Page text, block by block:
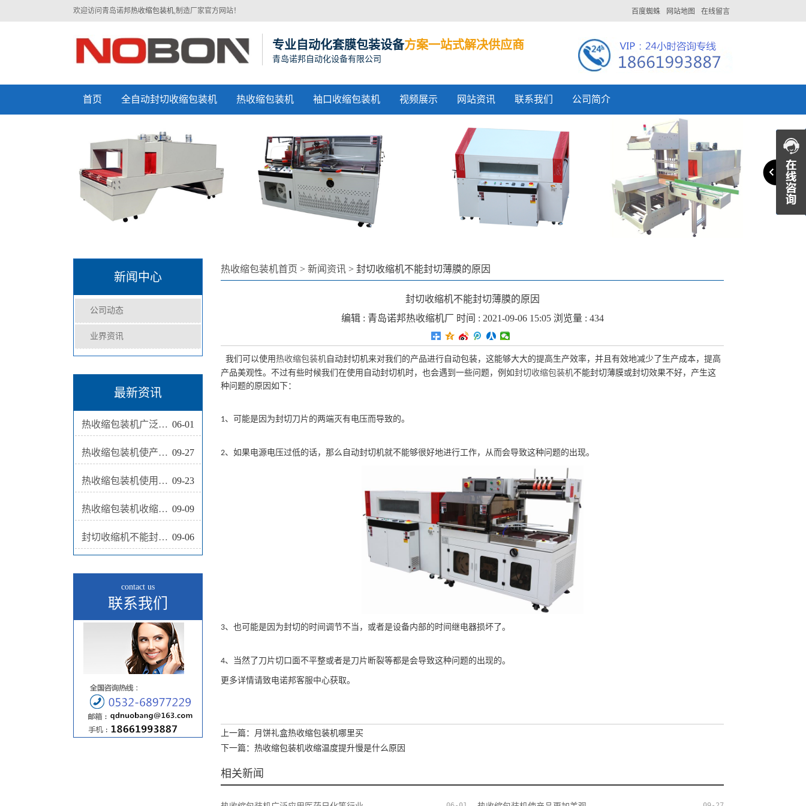
欢迎访问青岛诺邦热收缩包装机,制造厂家官方网站！ 在线留言
网站地图
百度蜘蛛
专业自动化套膜包装设备方案一站式解决供应商
青岛诺邦自动化设备有限公司
首页 全自动封切收缩包装机 热收缩包装机 袖口收缩包装机 视频展示 网站资讯 联系我们 公司简介
二合一封切收缩包装机
新闻中心
公司动态
业界资讯
最新资讯
热收缩包装机广泛应用医药日化等行业 06-01
热收缩包装机使产品更加美观 09-27
热收缩包装机使用前要做哪些调整 09-23
热收缩包装机收缩温度提升慢是什么原因 09-09
封切收缩机不能封切薄膜的原因 09-06
contact us
联系我们
热收缩包装机首页 > 新闻资讯 > 封切收缩机不能封切薄膜的原因
封切收缩机不能封切薄膜的原因
编辑 : 青岛诺邦热收缩机厂 时间 : 2021-09-06 15:05 浏览量 : 434
我们可以使用热收缩包装机 自动封切机来对我们的产品进行自动包装，这能够大大的提高生产效率，并且有效地减少了生产成本， 提高
产品美观性。 不过有些时候我们在使用自动封切机时，也会遇到一些问题，例如封切收缩包装机不能封切薄膜或封切效果不好，产生这
种问题的原因如下：
1、可能是因为封切刀片的两端灭有电压而导致的。
2、如果电源电压过低的话，那么自动封切机就不能够很好地进行工作，从而会导致这种问题的出现。
3、也可能是因为封切的时间调节不当，或者是设备内部的时间继电器损坏了。
4、当然了刀片切口面不平整或者是刀片断裂等都是会导致这种问题的出现的。
更多详情请致电诺邦客服中心获取。
上一篇：月饼礼盒热收缩包装机哪里买
下一篇：热收缩包装机收缩温度提升慢是什么原因
相关新闻